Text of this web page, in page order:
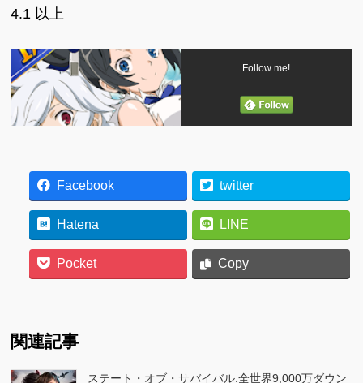
4.1 以上
Follow me!
Facebook twitter
Hatena LINE
Pocket Copy
関連記事
ステート・オブ・サバイバル:全世界9,000万ダウン